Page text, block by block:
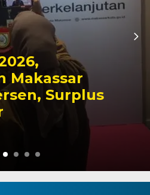
Ziarah ke
Maddukkelleng,
Komitmen
untuk Tanah